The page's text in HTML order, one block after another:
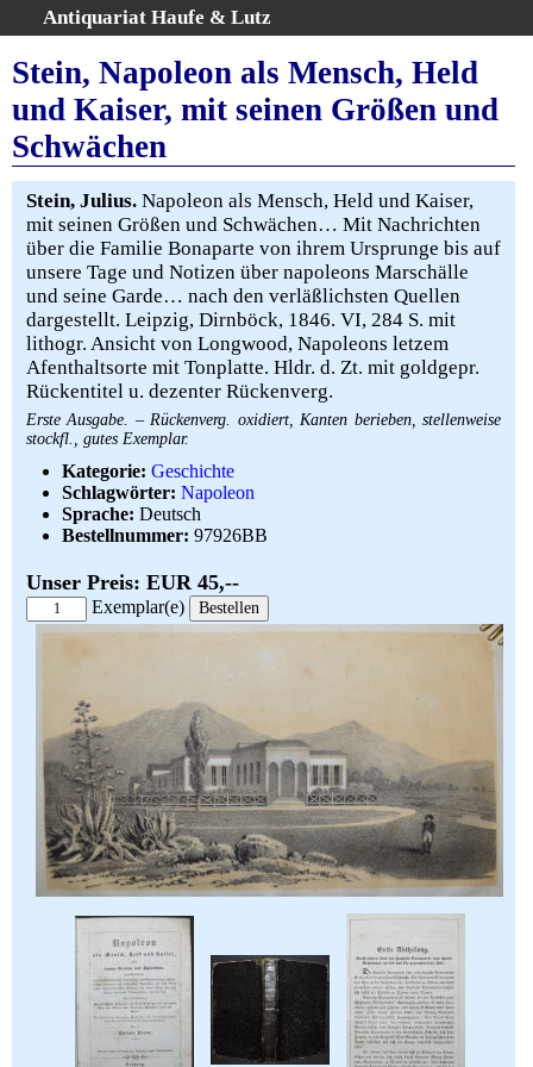
Antiquariat Haufe & Lutz
Home
Gesamtbestand
Erweiterte Suche
Kategorien
Schlagwörter
Warenkorb
AGB
Widerruf
Über uns
Aktuelle Kataloge
Ankauf
Links
Impressum
Stein, Napoleon als Mensch, Held
und Kaiser, mit seinen Größen und
Schwächen
Stein, Julius. Napoleon als Mensch, Held und Kaiser,
mit seinen Größen und Schwächen… Mit Nachrichten
über die Familie Bonaparte von ihrem Ursprunge bis auf
unsere Tage und Notizen über napoleons Marschälle
und seine Garde… nach den verläßlichsten Quellen
dargestellt. Leipzig, Dirnböck, 1846. VI, 284 S. mit
lithogr. Ansicht von Longwood, Napoleons letzem
Afenthaltsorte mit Tonplatte. Hldr. d. Zt. mit goldgepr.
Rückentitel u. dezenter Rückenverg.
Erste Ausgabe. – Rückenverg. oxidiert, Kanten berieben, stellenweise
stockfl., gutes Exemplar.
Kategorie: Geschichte
Schlagwörter: Napoleon
Sprache: Deutsch
Bestellnummer: 97926BB
Unser Preis: EUR 45,--
Exemplar(e)